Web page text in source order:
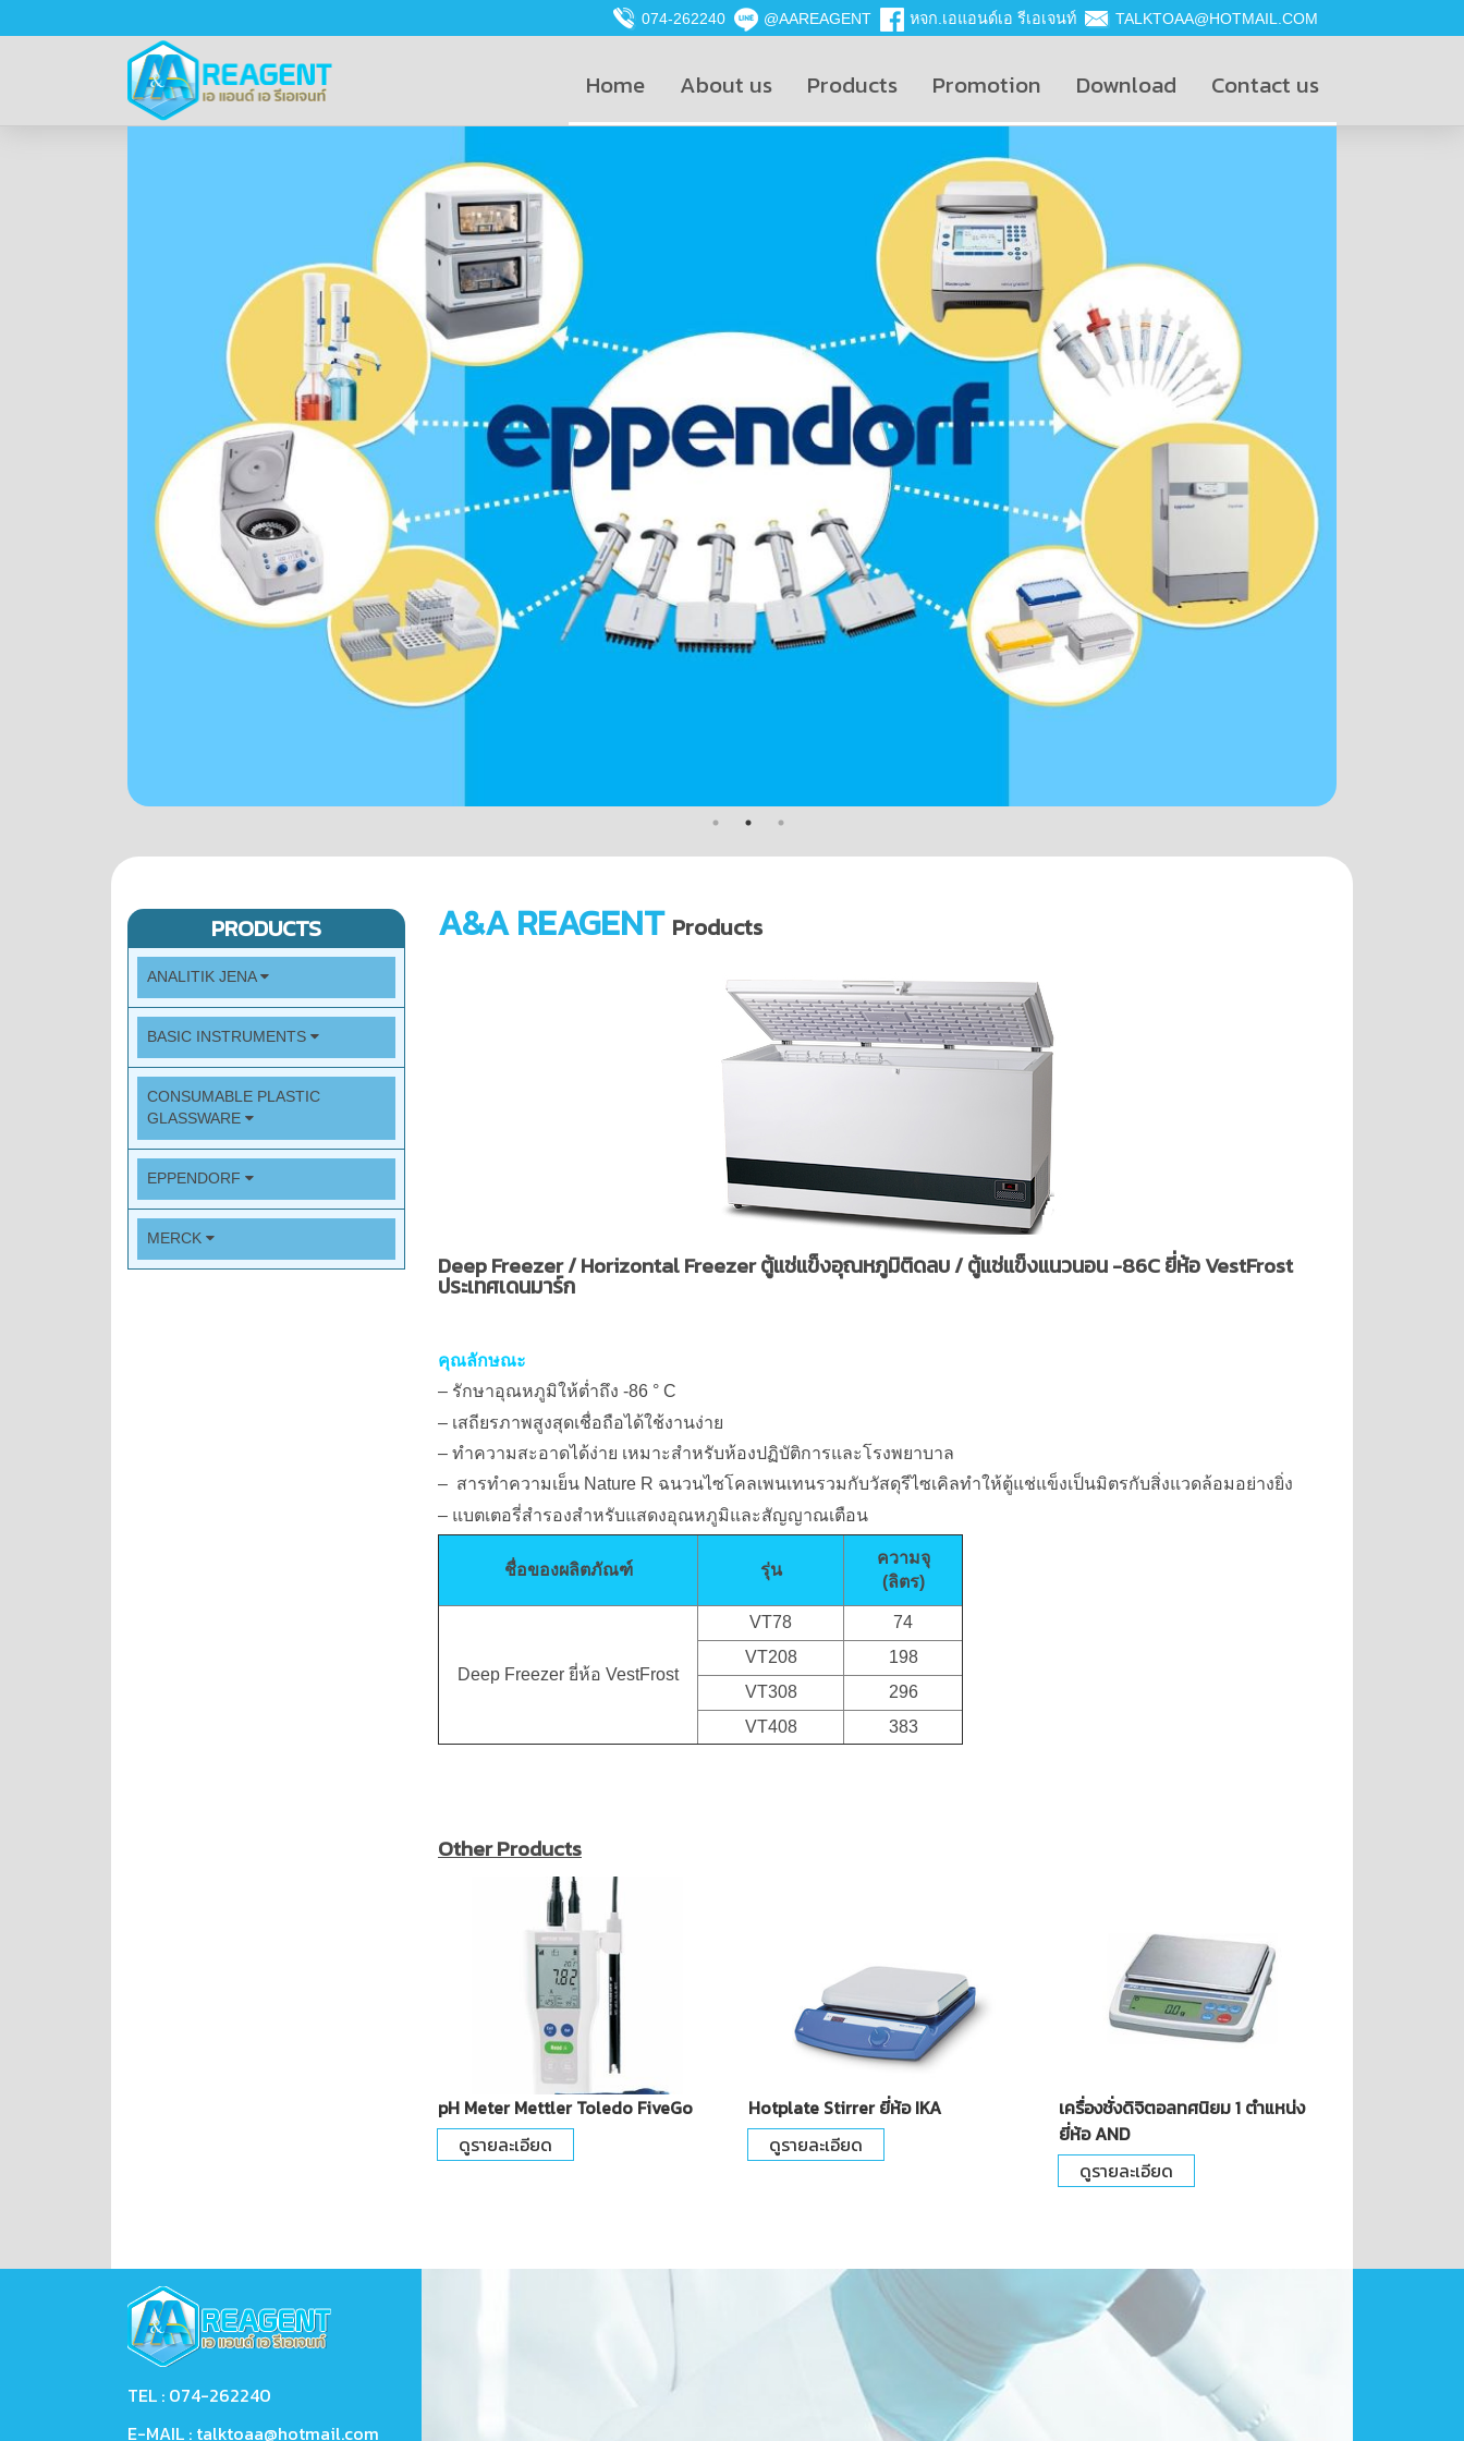
074-262240 @AAREAGENT หจก.เอแอนด์เอ รีเอเจนท์ TALKTOAA@HOTMAIL.COM
Home About us Products Promotion Download Contact us
PRODUCTS
ANALITIK JENA
BASIC INSTRUMENTS
CONSUMABLE PLASTIC
GLASSWARE
EPPENDORF
MERCK
A&A REAGENT Products
Deep Freezer / Horizontal Freezer ตู้แช่แข็งอุณหภูมิติดลบ / ตู้แช่แข็งแนวนอน -86C ยี่ห้อ VestFrost
ประเทศเดนมาร์ก
คุณลักษณะ
– รักษาอุณหภูมิให้ต่ำถึง -86 ° C
– เสถียรภาพสูงสุดเชื่อถือได้ใช้งานง่าย
– ทำความสะอาดได้ง่าย เหมาะสำหรับห้องปฏิบัติการและโรงพยาบาล
– สารทำความเย็น Nature R ฉนวนไซโคลเพนเทนรวมกับวัสดุรีไซเคิลทำให้ตู้แช่แข็งเป็นมิตรกับสิ่งแวดล้อมอย่างยิ่ง
– แบตเตอรี่สำรองสำหรับแสดงอุณหภูมิและสัญญาณเตือน
ชื่อของผลิตภัณฑ์ รุ่น
ความจุ
(ลิตร)
Deep Freezer ยี่ห้อ VestFrost
VT78
74
VT208
198
VT308
296
VT408
383
Other Products
pH Meter Mettler Toledo FiveGo
ดูรายละเอียด
Hotplate Stirrer ยี่ห้อ IKA
ดูรายละเอียด
เครื่องชั่งดิจิตอลทศนิยม 1 ตำแหน่ง
ยี่ห้อ AND
ดูรายละเอียด
TEL : 074-262240
E-MAIL : talktoaa@hotmail.com